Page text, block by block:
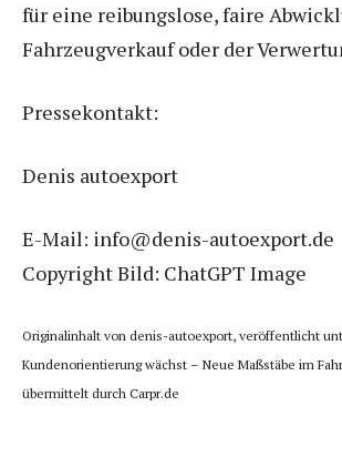
für eine reibungslose, faire
Fahrzeugverkauf oder der
Pressekontakt:
Denis autoexport
E-Mail: info@denis-autoexport.de
Copyright Bild: ChatGPT Image
Originalinhalt von denis-autoexport, veröffentlicht
Kundenorientierung wächst – Neue Maßstäbe im
übermittelt durch Carpr.de